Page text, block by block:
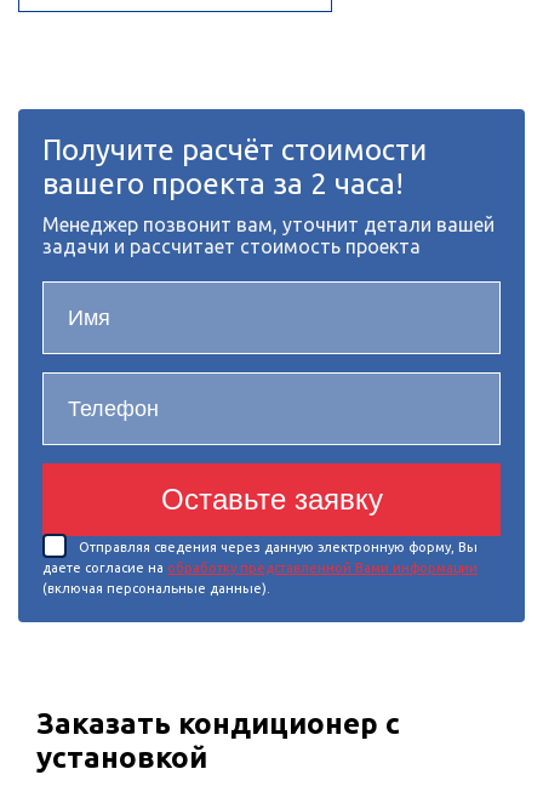
Получите расчёт стоимости
вашего проекта за 2 часа!
Менеджер позвонит вам, уточнит детали вашей
задачи и рассчитает стоимость проекта
Оставьте заявку
Отправляя сведения через данную электронную форму, Вы
даете согласие на обработку представленной Вами информации
(включая персональные данные).
Заказать кондиционер с
установкой